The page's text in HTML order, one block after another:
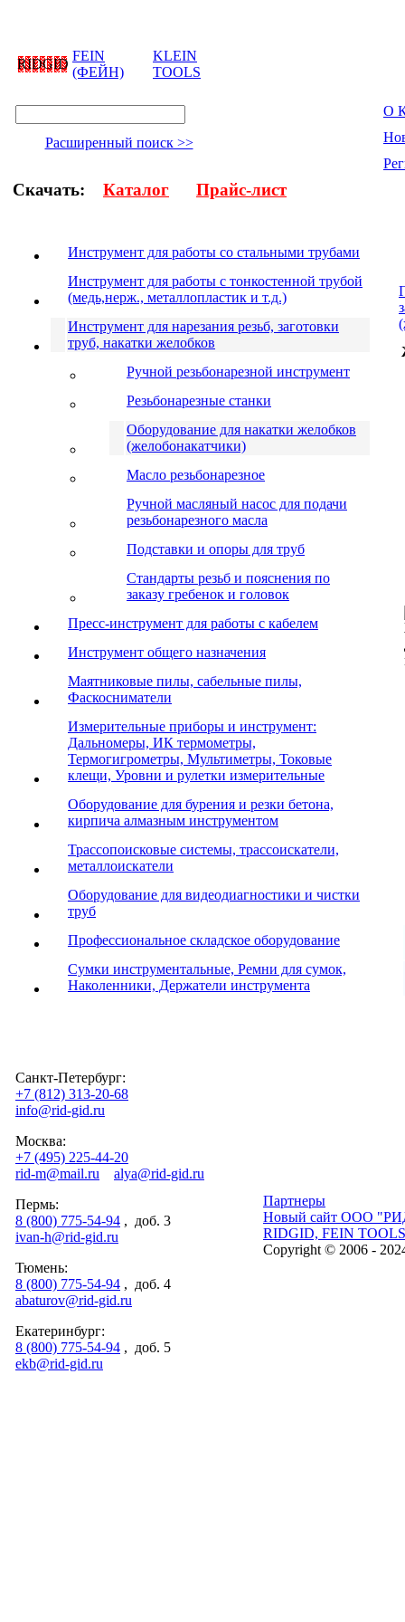
RIDGID
FEIN
(ФЕЙН)
KLEIN
TOOLS
Расширенный поиск >>
Скачать: Каталог Прайс-лист
Инструмент для работы со стальными трубами
Инструмент для работы с тонкостенной трубой
(медь,нерж., металлопластик и т.д.)
Инструмент для нарезания резьб, заготовки
труб, накатки желобков
Ручной резьбонарезной инструмент
Резьбонарезные станки
Оборудование для накатки желобков
(желобонакатчики)
Масло резьбонарезное
Ручной масляный насос для подачи
резьбонарезного масла
Подставки и опоры для труб
Стандарты резьб и пояснения по
заказу гребенок и головок
Пресс-инструмент для работы с кабелем
Инструмент общего назначения
Маятниковые пилы, сабельные пилы,
Фаскосниматели
Измерительные приборы и инструмент:
Дальномеры, ИК термометры,
Термогигрометры, Мультиметры, Токовые
клещи, Уровни и рулетки измерительные
Оборудование для бурения и резки бетона,
кирпича алмазным инструментом
Трассопоисковые системы, трассоискатели,
металлоискатели
Оборудование для видеодиагностики и чистки
труб
Профессиональное складское оборудование
Cумки инструментальные, Ремни для сумок,
Наколенники, Держатели инструмента
О
Санкт-Петербург:
+7 (812) 313-20-68
info@rid-gid.ru
Москва:
+7 (495) 225-44-20
rid-m@mail.ru
alya@rid-gid.ru
Пермь:
8 (800) 775-54-94 , доб. 3
ivan-h@rid-gid.ru
Тюмень:
8 (800) 775-54-94 , доб. 4
abaturov@rid-gid.ru
Екатеринбург:
8 (800) 775-54-94 , доб. 5
ekb@rid-gid.ru
Партнеры
Новый сайт ООО
RIDGID, FEIN
Copyright © 2006 -